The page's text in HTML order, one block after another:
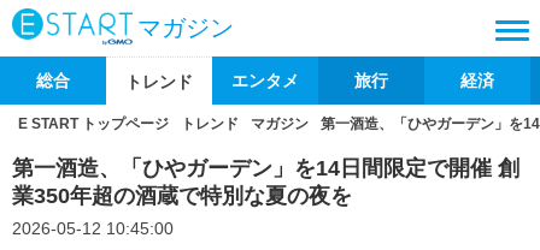
マガジン
総合 トレンド エンタメ 旅行 経済
E START トップページ トレンド マガジン 第一酒造、「ひやガーデン」を
第一酒造、「ひやガーデン」を14日間限定で開催 創
業350年超の酒蔵で特別な夏の夜を
2026-05-12 10:45:00